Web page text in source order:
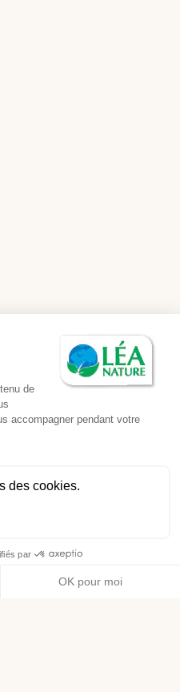
de
accompagner pendant votre
des cookies.
par
OK pour moi